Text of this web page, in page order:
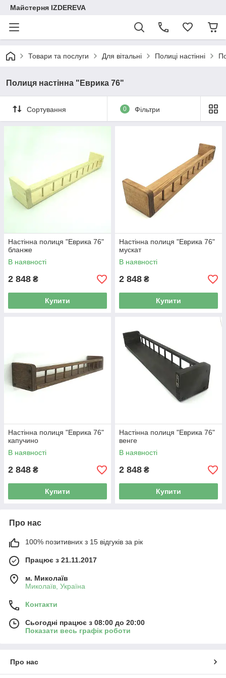
Майстерня IZDEREVA
Товари та послуги Для вітальні Полиці настінні
Полиця настінна "Еврика 76"
Сортування 0 Фільтри
Настінна полиця "Еврика 76"
бланже
В наявності
2 848 ₴
Купити
Настінна полиця "Еврика 76"
мускат
В наявності
2 848 ₴
Купити
Настінна полиця "Еврика 76"
капучино
В наявності
2 848 ₴
Купити
Настінна полиця "Еврика 76"
венге
В наявності
2 848 ₴
Купити
Про нас
100% позитивних з 15 відгуків за рік
Працює з 21.11.2017
м. Миколаїв
Миколаїв, Україна
Контакти
Сьогодні працює з 08:00 до 20:00
Показати весь графік роботи
Про нас